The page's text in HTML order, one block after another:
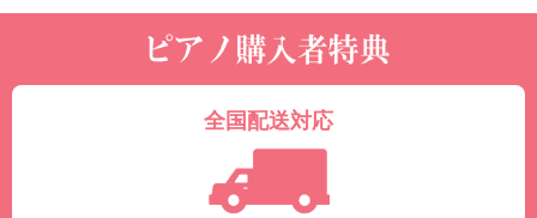
全国配送対応